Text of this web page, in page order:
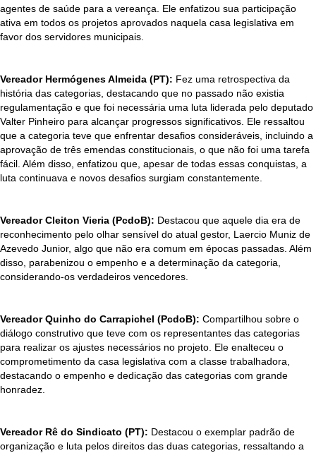
agentes de saúde para a vereança. Ele enfatizou sua participação
ativa em todos os projetos aprovados naquela casa legislativa em
favor dos servidores municipais.
Vereador Hermógenes Almeida (PT): Fez uma retrospectiva da
história das categorias, destacando que no passado não existia
regulamentação e que foi necessária uma luta liderada pelo deputado
Valter Pinheiro para alcançar progressos significativos. Ele ressaltou
que a categoria teve que enfrentar desafios consideráveis, incluindo a
aprovação de três emendas constitucionais, o que não foi uma tarefa
fácil. Além disso, enfatizou que, apesar de todas essas conquistas, a
luta continuava e novos desafios surgiam constantemente.
Vereador Cleiton Vieria (PcdoB): Destacou que aquele dia era de
reconhecimento pelo olhar sensível do atual gestor, Laercio Muniz de
Azevedo Junior, algo que não era comum em épocas passadas. Além
disso, parabenizou o empenho e a determinação da categoria,
considerando-os verdadeiros vencedores.
Vereador Quinho do Carrapichel (PcdoB): Compartilhou sobre o
diálogo construtivo que teve com os representantes das categorias
para realizar os ajustes necessários no projeto. Ele enalteceu o
comprometimento da casa legislativa com a classe trabalhadora,
destacando o empenho e dedicação das categorias com grande
honradez.
Vereador Rê do Sindicato (PT): Destacou o exemplar padrão de
organização e luta pelos direitos das duas categorias, ressaltando a